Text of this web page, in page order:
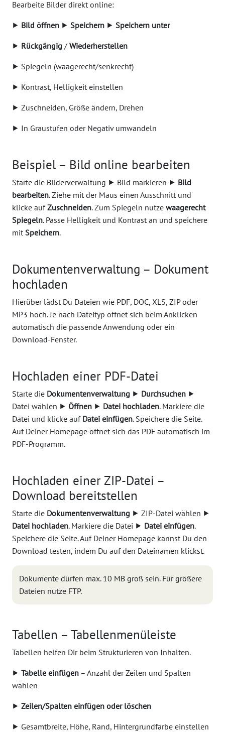
Bearbeite Bilder direkt online:
⯈ Bild öffnen ⯈ Speichern ⯈ Speichern unter
⯈ Rückgängig / Wiederherstellen
⯈ Spiegeln (waagerecht/senkrecht)
⯈ Kontrast, Helligkeit einstellen
⯈ Zuschneiden, Größe ändern, Drehen
⯈ In Graustufen oder Negativ umwandeln
Beispiel – Bild online bearbeiten
Starte die Bilderverwaltung ⯈ Bild markieren ⯈ Bild
bearbeiten. Ziehe mit der Maus einen Ausschnitt und
klicke aufZuschneiden. Zum Spiegeln nutze waagerecht
Spiegeln. Passe Helligkeit und Kontrast an und speichere
mitSpeichern.
Dokumentenverwaltung – Dokument
hochladen
Hierüber lädst Du Dateien wie PDF, DOC, XLS, ZIP oder
MP3 hoch. Je nach Dateityp öffnet sich beim Anklicken
automatisch die passende Anwendung oder ein
Download-Fenster.
Hochladen einer PDF-Datei
Starte die Dokumentenverwaltung ⯈ Durchsuchen ⯈
Datei wählen ⯈ Öffnen ⯈ Datei hochladen. Markiere die
Datei und klicke auf Datei einfügen. Speichere die Seite.
Auf Deiner Homepage öffnet sich das PDF automatisch im
PDF-Programm.
Hochladen einer ZIP-Datei –
Download bereitstellen
Starte die Dokumentenverwaltung ⯈ ZIP-Datei wählen ⯈
Datei hochladen. Markiere die Datei ⯈ Datei einfügen.
Speichere die Seite. Auf Deiner Homepage kannst Du den
Download testen, indem Du auf den Dateinamen klickst.
Dokumente dürfen max. 10 MB groß sein. Für größere
Dateien nutze FTP.
Tabellen – Tabellenmenüleiste
Tabellen helfen Dir beim Strukturieren von Inhalten.
⯈ Tabelle einfügen – Anzahl der Zeilen und Spalten
wählen
⯈ Zeilen/Spalten einfügen oder löschen
⯈ Gesamtbreite, Höhe, Rand, Hintergrundfarbe einstellen